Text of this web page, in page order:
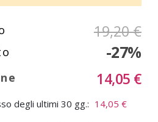
19,20 €
-27%
14,05 €
degli ultimi 30 gg.: 14,05 €